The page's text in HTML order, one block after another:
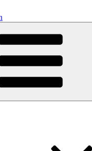
Iserlohn